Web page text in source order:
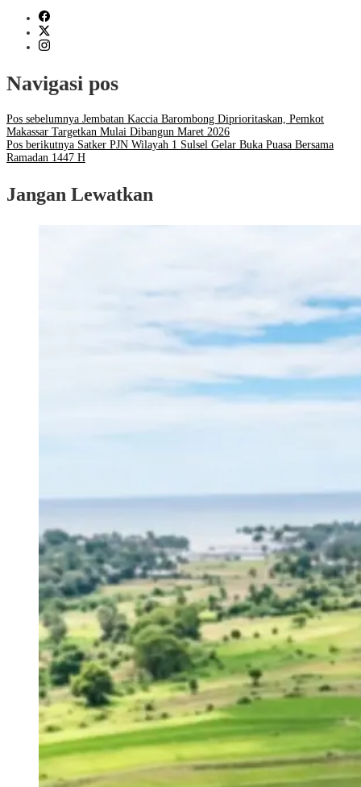
Navigasi pos
Pos sebelumnya Jembatan Kaccia Barombong Diprioritaskan, Pemkot
Makassar Targetkan Mulai Dibangun Maret 2026
Pos berikutnya Satker PJN Wilayah 1 Sulsel Gelar Buka Puasa Bersama
Ramadan 1447 H
Jangan Lewatkan